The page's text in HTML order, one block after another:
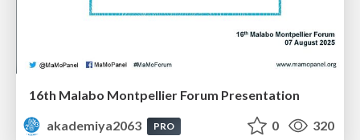
16th Malabo Montpellier Forum Presentation
akademiya2063
PRO 0 320